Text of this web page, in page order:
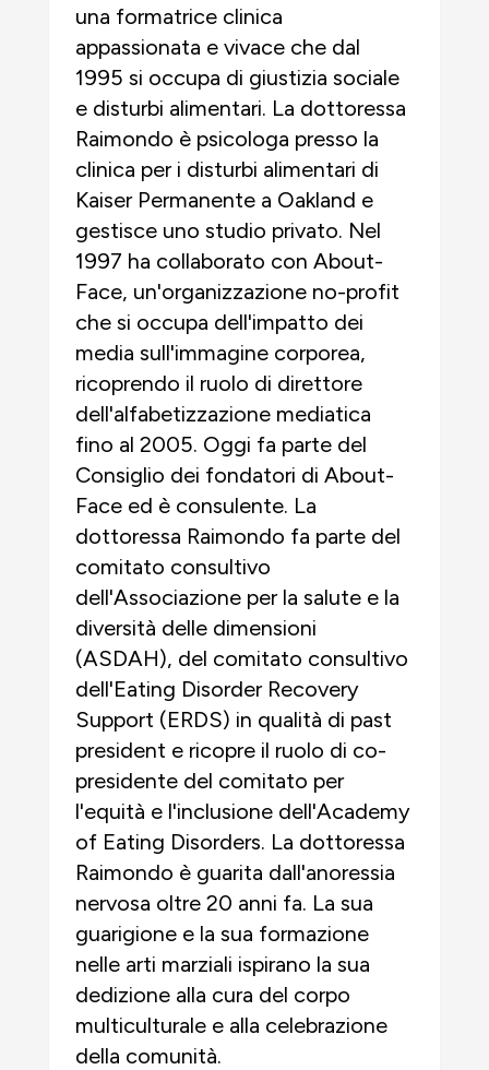
una formatrice clinica
appassionata e vivace che dal
1995 si occupa di giustizia sociale
e disturbi alimentari. La dottoressa
Raimondo è psicologa presso la
clinica per i disturbi alimentari di
Kaiser Permanente a Oakland e
gestisce uno studio privato. Nel
1997 ha collaborato con About-
Face, un'organizzazione no-profit
che si occupa dell'impatto dei
media sull'immagine corporea,
ricoprendo il ruolo di direttore
dell'alfabetizzazione mediatica
fino al 2005. Oggi fa parte del
Consiglio dei fondatori di About-
Face ed è consulente. La
dottoressa Raimondo fa parte del
comitato consultivo
dell'Associazione per la salute e la
diversità delle dimensioni
(ASDAH), del comitato consultivo
dell'Eating Disorder Recovery
Support (ERDS) in qualità di past
president e ricopre il ruolo di co-
presidente del comitato per
l'equità e l'inclusione dell'Academy
of Eating Disorders. La dottoressa
Raimondo è guarita dall'anoressia
nervosa oltre 20 anni fa. La sua
guarigione e la sua formazione
nelle arti marziali ispirano la sua
dedizione alla cura del corpo
multiculturale e alla celebrazione
della comunità.